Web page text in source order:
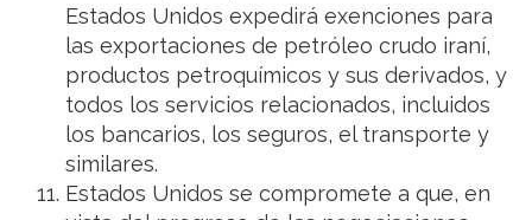
Estados Unidos expedirá exenciones para
las exportaciones de petróleo crudo iraní,
productos petroquímicos y sus derivados, y
todos los servicios relacionados, incluidos
los bancarios, los seguros, el transporte y
similares.
Estados Unidos se compromete a que, en